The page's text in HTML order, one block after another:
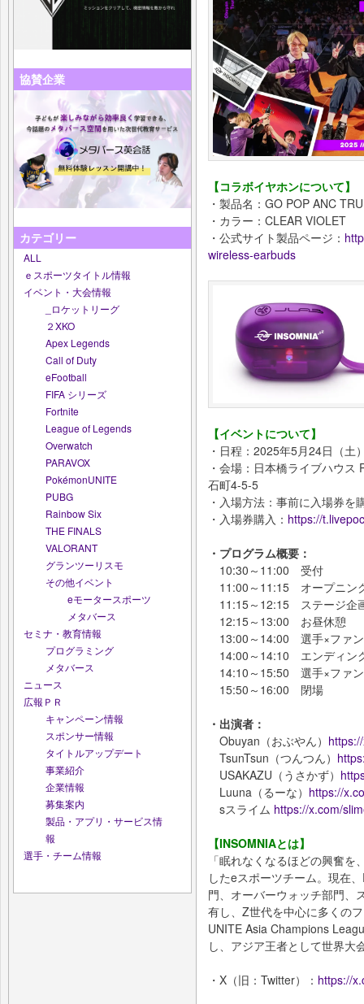
協賛企業
カテゴリー
ALL
ｅスポーツタイトル情報
イベント・大会情報
_ロケットリーグ
２XKO
Apex Legends
Call of Duty
eFootball
FIFA シリーズ
Fortnite
League of Legends
Overwatch
PARAVOX
PokémonUNITE
PUBG
Rainbow Six
THE FINALS
VALORANT
グランツーリスモ
その他イベント
eモータースポーツ
メタバース
セミナ・教育情報
プログラミング
メタバース
ニュース
広報ＰＲ
キャンペーン情報
スポンサー情報
タイトルアップデート
事業紹介
企業情報
募集案内
製品・アプリ・サービス情
報
選手・チーム情報
【コラボイヤホンについて】
・製品名：GO POP ANC
・カラー：CLEAR VIOLET
・公式サイト製品ページ：
wireless-earbuds
【イベントについて】
・日程：2025年5月24日（
・会場：日本橋ライブハウ
石町4-5-5
・入場方法：事前に入場券
・入場券購入： https://
・プログラム概要：
10:30～11:00 受付
11:00～11:15 オープニン
11:15～12:15 ステージ企
12:15～13:00 お昼休憩
13:00～14:00 選手×ファン
14:00～14:10 エンディン
14:10～15:50 選手×ファン
15:50～16:00 閉場
・出演者：
Obuyan（おぶやん）
TsunTsun（つんつん）
USAKAZU（うさかず）
Luuna（るーな） https://
sスライム https://x.com/
【INSOMNIAとは】
「眠れなくなるほどの興奮
したeスポーツチーム。現在
門、オーバーウォッチ部門、
有し、Z世代を中心に多くの
UNITE Asia Champions
し、アジア王者として世界大
・X（旧：Twitter）： https://